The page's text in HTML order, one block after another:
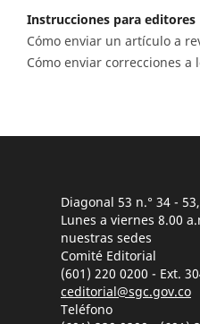
Instrucciones para editores
Cómo enviar un artículo a
Cómo enviar correcciones a
Diagonal 53 n.° 34 -
Lunes a viernes 8.00
nuestras sedes
Comité Editorial
(601) 220 0200 - Ext.
ceditorial@sgc.gov.co
Teléfono